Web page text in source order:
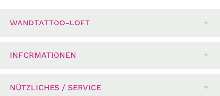
WANDTATTOO-LOFT
INFORMATIONEN
NÜTZLICHES / SERVICE